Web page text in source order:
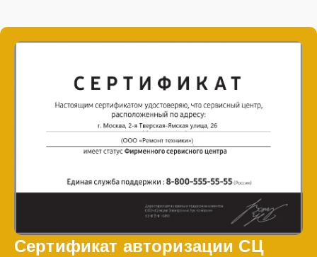
Сертификат авторизации СЦ